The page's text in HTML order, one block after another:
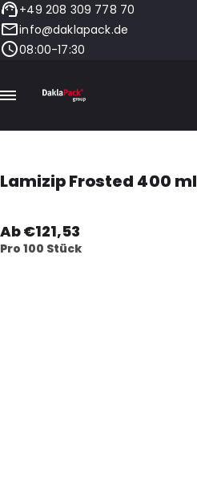
+49 208 309 778 70
info@daklapack.de
08:00-17:30
Lamizip Frosted 400 ml
Ab €121,53
Pro 100 Stück